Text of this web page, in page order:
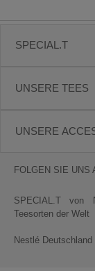
SPECIAL.T
UNSERE TEES
UNSERE
FOLGEN SIE UNS
SPECIAL.T von
Teesorten der Welt
Nestlé